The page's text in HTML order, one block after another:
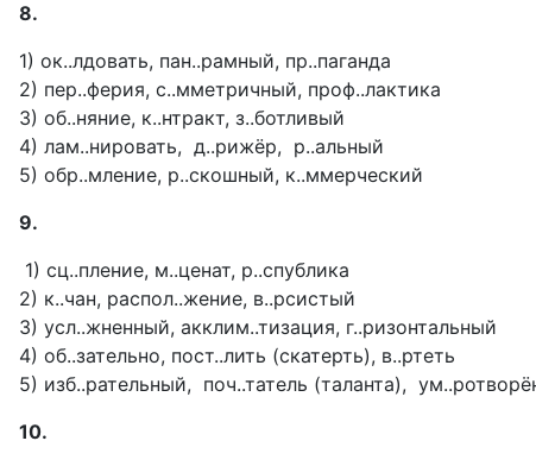
8.
1) ок..лдовать, пан..рамный, пр..паганда
2) пер..ферия, с..мметричный, проф..лактика
3) об..няние, к..нтракт, з..ботливый
4) лам..нировать, д..рижёр, р..альный
5) обр..мление, р..скошный, к..ммерческий
9.
1) сц..пление, м..ценат, р..спублика
2) к..чан, распол..жение, в..рсистый
3) усл..жненный, акклим..тизация, г..ризонтальный
4) об..зательно, пост..лить (скатерть), в..ртеть
5) изб..рательный, поч..татель (таланта),
10.